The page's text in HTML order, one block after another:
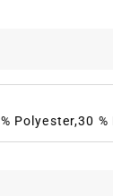
Polyester,30 %